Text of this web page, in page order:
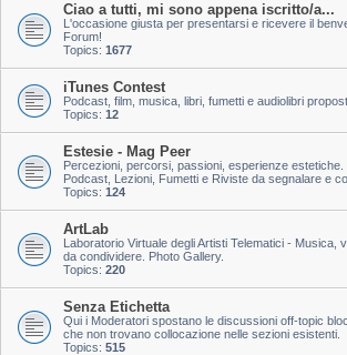
Ciao a tutti, mi sono appena iscritto/a...
L'occasione giusta per presentarsi e ricevere il
Forum!
Topics: 1677
iTunes Contest
Podcast, film, musica, libri, fumetti e audiolibri
Topics: 12
Estesie - Mag Peer
Percezioni, percorsi, passioni, esperienze estetiche.
Podcast, Lezioni, Fumetti e Riviste da segnalare e
Topics: 124
ArtLab
Laboratorio Virtuale degli Artisti Telematici - Musica,
da condividere. Photo Gallery.
Topics: 220
Senza Etichetta
Qui i Moderatori spostano le discussioni off-topic
che non trovano collocazione nelle sezioni esistenti.
Topics: 515